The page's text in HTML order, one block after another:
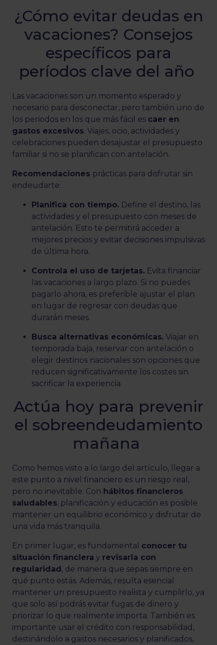
¿Cómo evitar deudas en
vacaciones? Consejos
específicos para
períodos clave del año
Las vacaciones son un momento esperado y
necesario para desconectar, pero también uno de
los periodos en los que más fácil es caer en
gastos excesivos. Viajes, ocio, actividades y
celebraciones pueden desajustar el presupuesto
familiar si no se planifican con antelación.
Recomendaciones prácticas para disfrutar sin
endeudarte:
Planifica con tiempo. Define el destino, las
actividades y el presupuesto con meses de
antelación. Esto te permitirá acceder a
mejores precios y evitar decisiones impulsivas
de última hora.
Controla el uso de tarjetas. Evita financiar
las vacaciones a largo plazo. Si no puedes
pagarlo ahora, es preferible ajustar el plan
en lugar de regresar con deudas que
durarán meses.
Busca alternativas económicas. Viajar en
temporada baja, reservar con antelación o
elegir destinos nacionales son opciones que
reducen significativamente los costes sin
sacrificar la experiencia.
Actúa hoy para prevenir
el sobreendeudamiento
mañana
Como hemos visto a lo largo del artículo, llegar a
este punto a nivel financiero es un riesgo real,
pero no inevitable. Con hábitos financieros
saludables, planificación y educación es posible
mantener un equilibrio económico y disfrutar de
una vida más tranquila.
En primer lugar, es fundamental conocer tu
situación financiera y revisarla con
regularidad, de manera que sepas siempre en
qué punto estás. Además, resulta esencial
mantener un presupuesto realista y cumplirlo, ya
que solo así podrás evitar fugas de dinero y
priorizar lo que realmente importa. También es
importante usar el crédito con responsabilidad,
destinándolo a gastos necesarios y planificados,